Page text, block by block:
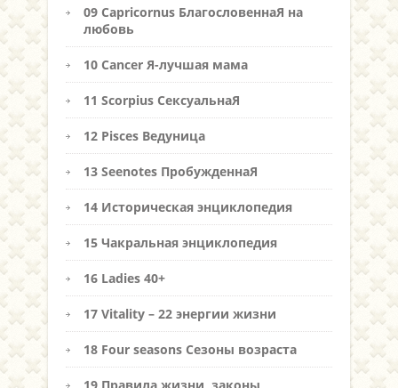
09 Capricornus БлагословеннаЯ на
любовь
10 Cancer Я-лучшая мама
11 Scorpius СексуальнаЯ
12 Pisces Ведуница
13 Seenotes ПробужденнаЯ
14 Историческая энциклопедия
15 Чакральная энциклопедия
16 Ladies 40+
17 Vitality – 22 энергии жизни
18 Four seasons Сезоны возраста